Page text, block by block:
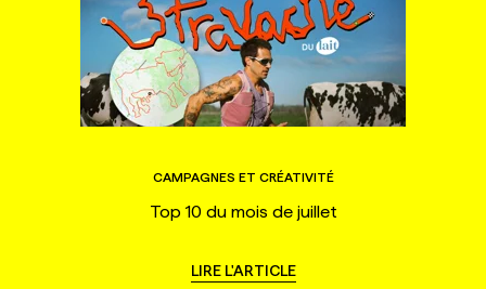
CAMPAGNES ET CRÉATIVITÉ
Top 10 du mois de juillet
LIRE L'ARTICLE